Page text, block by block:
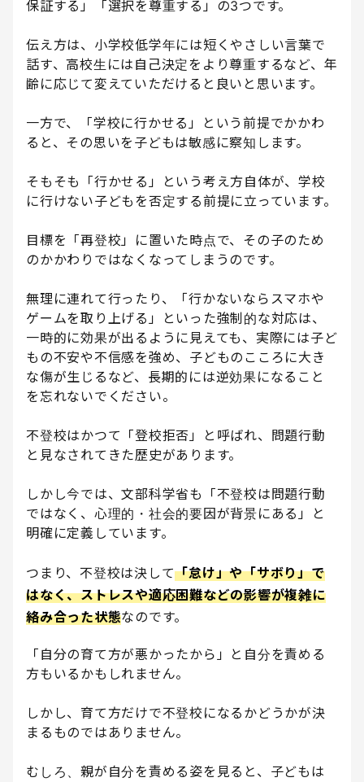
保証する」「選択を尊重する」の3つです。
伝え方は、小学校低学年には短くやさしい言葉で
話す、高校生には自己決定をより尊重するなど、年
齢に応じて変えていただけると良いと思います。
一方で、「学校に行かせる」という前提でかかわ
ると、その思いを子どもは敏感に察知します。
そもそも「行かせる」という考え方自体が、学校
に行けない子どもを否定する前提に立っています。
目標を「再登校」に置いた時点で、その子のため
のかかわりではなくなってしまうのです。
無理に連れて行ったり、「行かないならスマホや
ゲームを取り上げる」といった強制的な対応は、
一時的に効果が出るように見えても、実際には子ど
もの不安や不信感を強め、子どものこころに大き
な傷が生じるなど、長期的には逆効果になること
を忘れないでください。
不登校はかつて「登校拒否」と呼ばれ、問題行動
と見なされてきた歴史があります。
しかし今では、文部科学省も「不登校は問題行動
ではなく、心理的・社会的要因が背景にある」と
明確に定義しています。
つまり、不登校は決して「怠け」や「サボり」で
はなく、ストレスや適応困難などの影響が複雑に
絡み合った状態なのです。
「自分の育て方が悪かったから」と自分を責める
方もいるかもしれません。
しかし、育て方だけで不登校になるかどうかが決
まるものではありません。
むしろ、親が自分を責める姿を見ると、子どもは